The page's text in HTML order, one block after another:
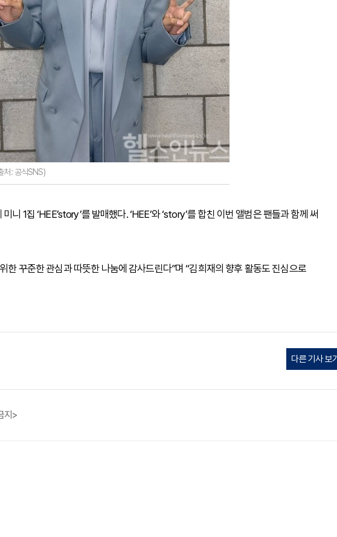
처: 공식SNS)
니 1집 ‘HEE’story’를 발매했다. ‘HEE’와 ‘story’를 합친 이번 앨범은 팬들과 함께 써
한 꾸준한 관심과 따뜻한 나눔에 감사드린다”며 “김희재의 향후 활동도 진심으로
다른 기사 보기
지>